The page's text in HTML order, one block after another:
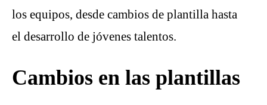
los equipos, desde cambios de plantilla hasta
el desarrollo de jóvenes talentos.
Cambios en las plantillas